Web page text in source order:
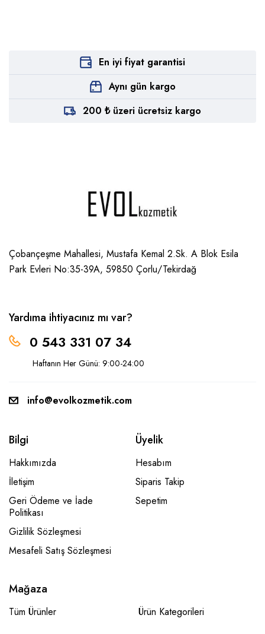
En iyi fiyat garantisi
Aynı gün kargo
200 ₺ üzeri ücretsiz kargo
Çobançeşme Mahallesi, Mustafa Kemal 2.Sk. A Blok Esila
Park Evleri No:35-39A, 59850 Çorlu/Tekirdağ
Yardıma ihtiyacınız mı var?
0 543 331 07 34
Haftanın Her Günü: 9:00-24:00
info@evolkozmetik.com
Bilgi
Hakkımızda
İletişim
Geri Ödeme ve İade
Politikası
Gizlilik Sözleşmesi
Mesafeli Satış Sözleşmesi
Üyelik
Hesabım
Siparis Takip
Sepetim
Mağaza
Tüm Ürünler Ürün Kategorileri